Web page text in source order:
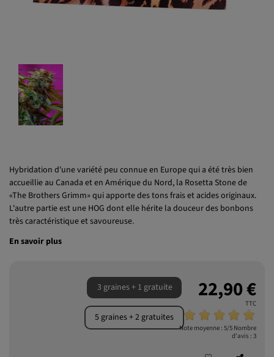
accueillie au Canada et en Amérique du Nord, la Rosetta Stone de
«The Brothers Grimm» qui apporte des tons frais et acides originaux.
L'autre partie est une HOG dont elle hérite la douceur des bonbons
très caractéristique et savoureuse.
3 graines + 1 gratuite
5 graines + 2 gratuites
22,90 €
TTC
Note moyenne :5 /5 Nombre
d'avis :3